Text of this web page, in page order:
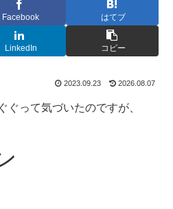
Facebook はてブ
LinkedIn コピー
2023.09.23 2026.08.07
ぐって気づいたのですが、